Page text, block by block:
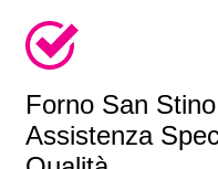
Forno San
Assistenza